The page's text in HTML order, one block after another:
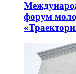
форум